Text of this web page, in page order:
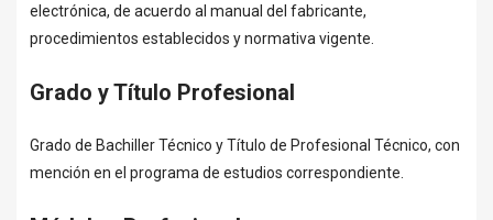
electrónica, de acuerdo al manual del fabricante,
procedimientos establecidos y normativa vigente.
Grado y Título Profesional
Grado de Bachiller Técnico y Título de Profesional Técnico, con
mención en el programa de estudios correspondiente.